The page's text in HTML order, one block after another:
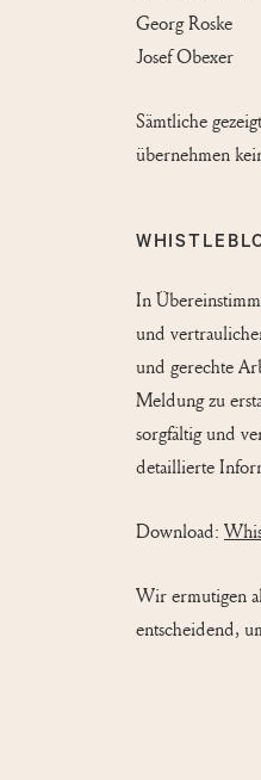
Georg Roske
Josef Obexer
Sämtliche
übernehmen
In
und
und gerechte
Meldung zu
sorgfältig und
detaillierte
Download:
Wir ermutigen
entscheidend,